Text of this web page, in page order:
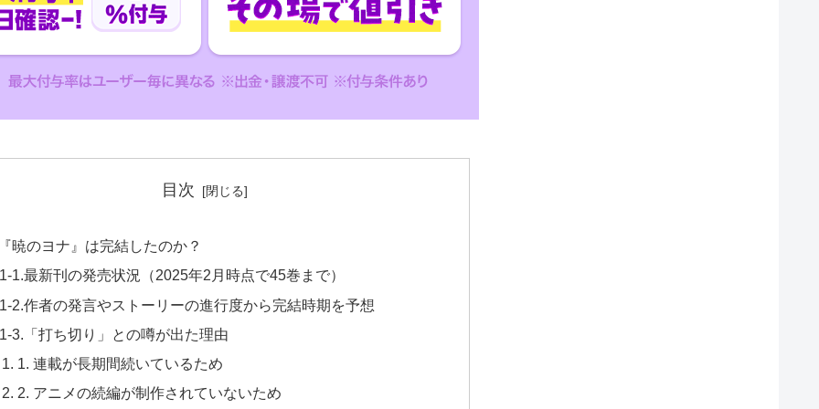
目次
暁のヨナ』は完結したのか？
1-1.最新刊の発売状況（2025年2月時点で45巻まで）
1-2.作者の発言やストーリーの進行度から完結時期を予想
1-3.「打ち切り」との噂が出た理由
1. 連載が長期間続いているため
2. アニメの続編が制作されていないため